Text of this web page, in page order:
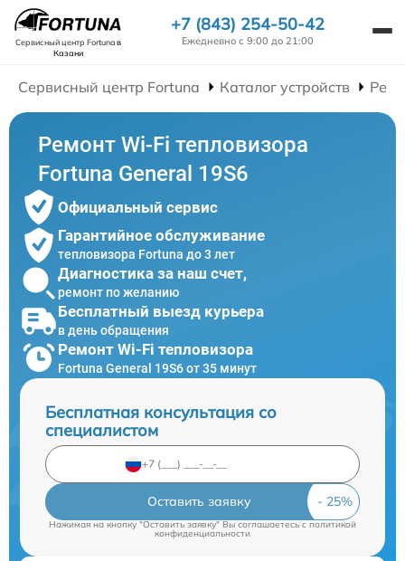
Сервисный центр Fortunaв
Казани
+7 (843) 254-50-42
Ежедневно с 9:00 до 21:00
Сервисный центр Fortuna Каталог устройств
Ремонт Wi-Fi тепловизора
Fortuna General 19S6
Официальный сервис
Гарантийное обслуживание
тепловизора Fortuna до 3 лет
Диагностика за наш счет,
ремонт по желанию
Бесплатный выезд курьера
в день обращения
Ремонт Wi-Fi тепловизора
Fortuna General 19S6 от 35 минут
Бесплатная консультация со
специалистом
Оставить заявку
Нажимая на кнопку "Оставить заявку" Вы соглашаетесь cполитикой
конфиденциальности